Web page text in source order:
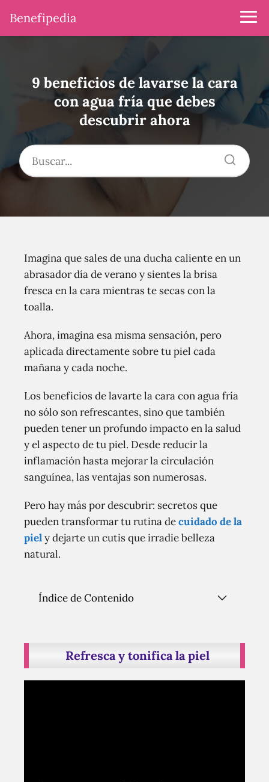
Benefipedia
9 beneficios de lavarse la cara
con agua fría que debes
descubrir ahora
Imagina que sales de una ducha caliente en un
abrasador día de verano y sientes la brisa
fresca en la cara mientras te secas con la
toalla.
Ahora, imagina esa misma sensación, pero
aplicada directamente sobre tu piel cada
mañana y cada noche.
Los beneficios de lavarte la cara con agua fría
no sólo son refrescantes, sino que también
pueden tener un profundo impacto en la salud
y el aspecto de tu piel. Desde reducir la
inflamación hasta mejorar la circulación
sanguínea, las ventajas son numerosas.
Pero hay más por descubrir: secretos que
pueden transformar tu rutina decuidado de la
piely dejarte un cutis que irradie belleza
natural.
Índice de Contenido
Refresca y tonifica la piel